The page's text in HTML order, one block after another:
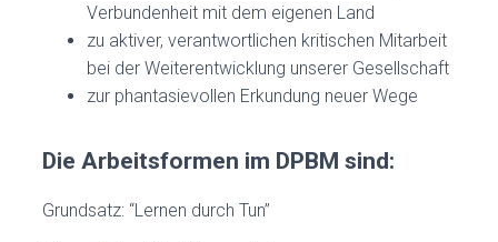
Verbundenheit mit dem eigenen Land
zu aktiver, verantwortlichen kritischen Mitarbeit
bei der Weiterentwicklung unserer Gesellschaft
zur phantasievollen Erkundung neuer Wege
Die Arbeitsformen im DPBM sind:
Grundsatz: “Lernen durch Tun”